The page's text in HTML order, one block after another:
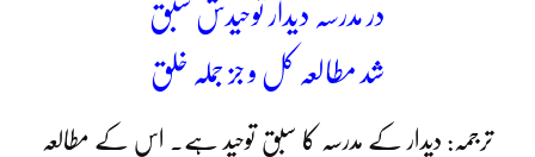
در مدرسہ دیدار توحیدش سبق
شد مطالعہ کل و جز جملہ خلق
ترجمہ: دیدار کے مدرسہ کا سبق توحید ہے۔ اس کے مطالعہ